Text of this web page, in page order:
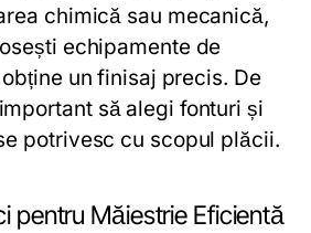
chimică sau mecanică,
echipamente de
un finisaj precis. De
să alegi fonturi și
potrivesc cu scopul plăcii.
pentru Măiestrie Eficientă